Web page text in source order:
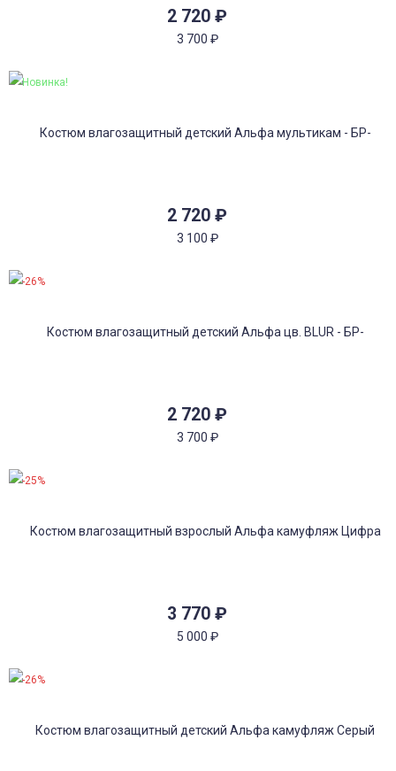
2 720 ₽
3 700 ₽
2 720 ₽
3 100 ₽
Новинка!
2 720 ₽
3 700 ₽
-26%
3 770 ₽
5 000 ₽
-25%
-26%